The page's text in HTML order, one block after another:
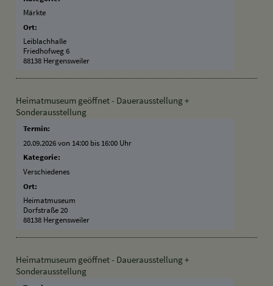
Märkte
Ort:
Leiblachhalle
Friedhofweg 6
88138 Hergensweiler
Heimatmuseum geöffnet - Dauerausstellung +
Sonderausstellung
Termin:
20.09.2026 von 14:00 bis 16:00 Uhr
Kategorie:
Verschiedenes
Ort:
Heimatmuseum
Dorfstraße 20
88138 Hergensweiler
Heimatmuseum geöffnet - Dauerausstellung +
Sonderausstellung